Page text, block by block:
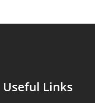
Useful Links